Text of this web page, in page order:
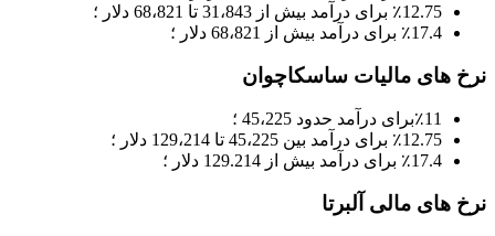
٪12.75 برای درآمد بیش از 31،843 تا 68،821 دلار ؛
٪17.4 برای درآمد بیش از 68،821 دلار ؛
نرخ های مالیات ساسکاچوان
٪11برای درآمد حدود 45،225 ؛
٪12.75 برای درآمد بین 45،225 تا 129،214 دلار ؛
٪17.4 برای درآمد بیش از 129.214 دلار ؛
نرخ های مالی آلبرتا